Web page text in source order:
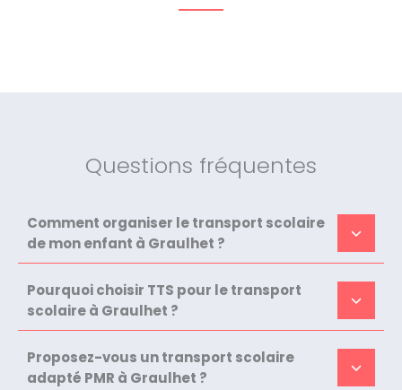
Questions fréquentes
Comment organiser le transport scolaire
de mon enfant à Graulhet ?
Pourquoi choisir TTS pour le transport
scolaire à Graulhet ?
Proposez-vous un transport scolaire
adapté PMR à Graulhet ?